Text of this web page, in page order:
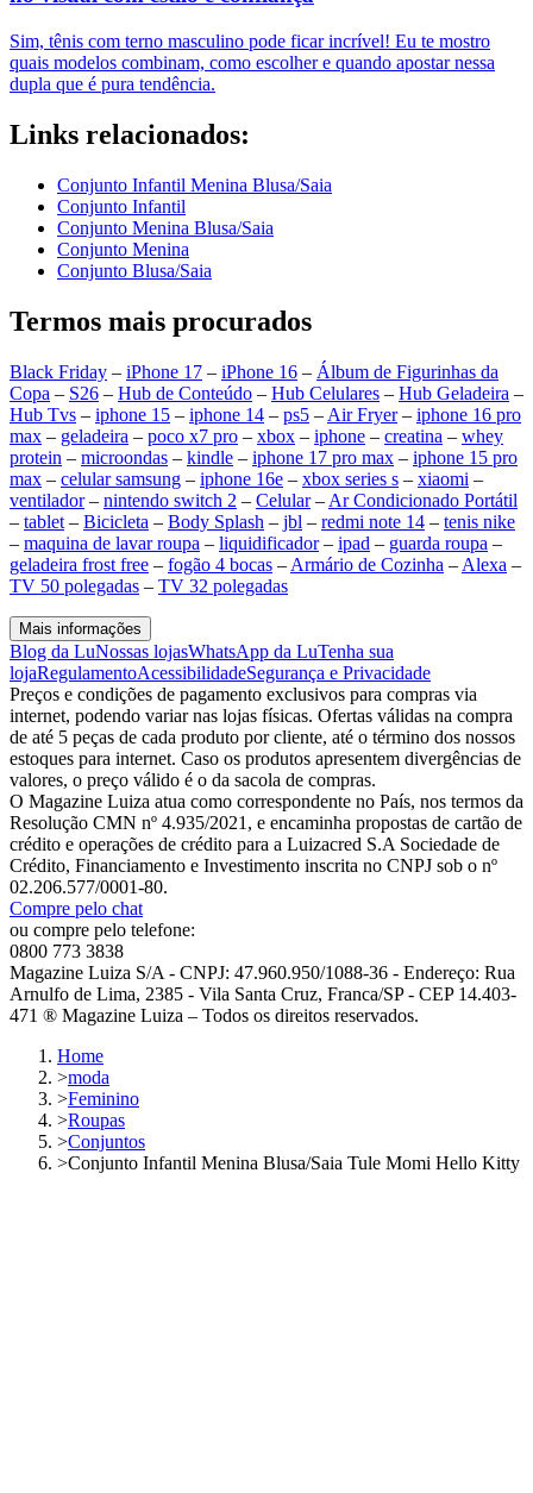
Sim, tênis com terno masculino pode ficar incrível! Eu te mostro
quais modelos combinam, como escolher e quando apostar nessa
dupla que é pura tendência.
Links relacionados:
Conjunto Infantil Menina Blusa/Saia
Conjunto Infantil
Conjunto Menina Blusa/Saia
Conjunto Menina
Conjunto Blusa/Saia
Termos mais procurados
Black Friday – iPhone 17 – iPhone 16 – Álbum de Figurinhas da
Copa – S26 – Hub de Conteúdo – Hub Celulares – Hub Geladeira –
Hub Tvs – iphone 15 – iphone 14 – ps5 – Air Fryer– iphone 16 pro
max – geladeira – poco x7 pro – xbox – iphone – creatina – whey
protein – microondas – kindle – iphone 17 pro max – iphone 15 pro
max – celular samsung – iphone 16e – xbox series s – xiaomi –
ventilador– nintendo switch 2 – Celular– Ar Condicionado Portátil
– tablet – Bicicleta – Body Splash – jbl – redmi note 14 – tenis nike
– maquina de lavar roupa – liquidificador– ipad – guarda roupa –
geladeira frost free – fogão 4 bocas – Armário de Cozinha – Alexa –
TV 50 polegadas – TV 32 polegadas
Mais informações
Blog da LuNossas lojasWhatsApp da LuTenha sua
lojaRegulamentoAcessibilidadeSegurança e Privacidade
Preços e condições de pagamento exclusivos para compras via
internet, podendo variar nas lojas físicas. Ofertas válidas na compra
de até 5 peças de cada produto por cliente, até o término dos nossos
estoques para internet. Caso os produtos apresentem divergências de
valores, o preço válido é o da sacola de compras.
O Magazine Luiza atua como correspondente no País, nos termos da
Resolução CMN nº 4.935/2021, e encaminha propostas de cartão de
crédito e operações de crédito para a Luizacred S.A Sociedade de
Crédito, Financiamento e Investimento inscrita no CNPJ sob o nº
02.206.577/0001-80.
Compre pelo chat
ou compre pelo telefone:
0800 773 3838
Magazine Luiza S/A - CNPJ: 47.960.950/1088-36 - Endereço: Rua
Arnulfo de Lima, 2385 - Vila Santa Cruz, Franca/SP - CEP 14.403-
471 ® Magazine Luiza – Todos os direitos reservados.
Home
>moda
>Feminino
>Roupas
>Conjuntos
>Conjunto Infantil Menina Blusa/Saia Tule Momi Hello Kitty